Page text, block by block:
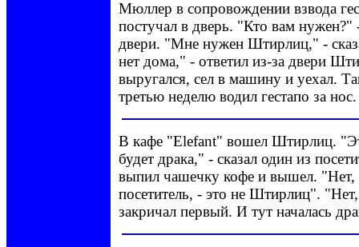
Мюллер в сопровождении взвода
постучал в дверь. "Кто вам нужен?"
двери. "Мне нужен Штирлиц," -
нет дома," - ответил из-за двери
выругался, сел в машину и уехал.
третью неделю водил гестапо за нос.
В кафе "Elefant" вошел Штирлиц.
будет драка," - сказал один из
выпил чашечку кофе и вышел. "Нет,
посетитель, - это не Штирлиц".
закричал первый. И тут началась